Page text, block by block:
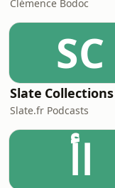
Clémence Bodoc
SC
Slate Collections
Slate.fr Podcasts
اأ